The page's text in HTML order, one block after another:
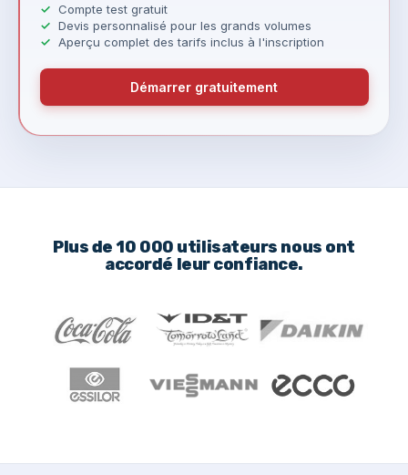
Plus de 10 000 utilisateurs nous ont
accordé leur confiance.
Compte test gratuit
Devis personnalisé pour les grands volumes
Aperçu complet des tarifs inclus à l'inscription
Démarrer gratuitement